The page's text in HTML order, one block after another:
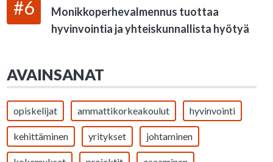
#6
Monikkoperhevalmennus tuottaa
hyvinvointia ja yhteiskunnallista hyötyä
AVAINSANAT
opiskelijat ammattikorkeakoulut hyvinvointi
kehittäminen yritykset johtaminen